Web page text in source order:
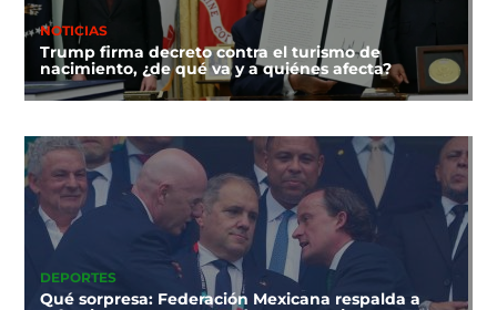
NOTICIAS
Trump firma decreto contra el turismo de
nacimiento, ¿de qué va y a quiénes afecta?
DEPORTES
Qué sorpresa: Federación Mexicana respalda a